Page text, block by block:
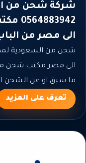
شركة شحن من
الى مصر من
شحن من السعودية
الى مصر مكتب شحن
ما سبق او عن الشحن
تعرف على المزيد